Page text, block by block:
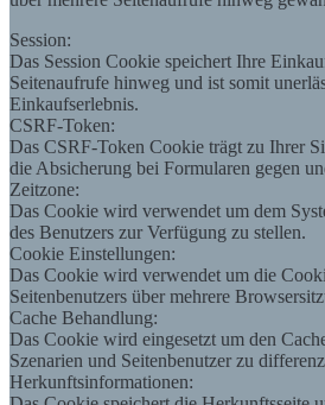
Session:
Das Session Cookie speichert Ihre
Seitenaufrufe hinweg und ist somit
Einkaufserlebnis.
CSRF-Token:
Das CSRF-Token Cookie trägt zu Ihrer
die Absicherung bei Formularen gegen
Zeitzone:
Das Cookie wird verwendet um dem
des Benutzers zur Verfügung zu stellen.
Cookie Einstellungen:
Das Cookie wird verwendet um die
Seitenbenutzers über mehrere
Cache Behandlung:
Das Cookie wird eingesetzt um den
Szenarien und Seitenbenutzer zu
Herkunftsinformationen: